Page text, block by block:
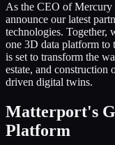
As the CEO of
announce our latest
technologies. Together,
one 3D data platform to
is set to transform the
estate, and
driven digital twins.
Matterport's
Platform